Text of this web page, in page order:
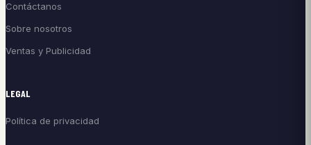
Contáctanos
Sobre nosotros
Ventas y Publicidad
LEGAL
Política de privacidad